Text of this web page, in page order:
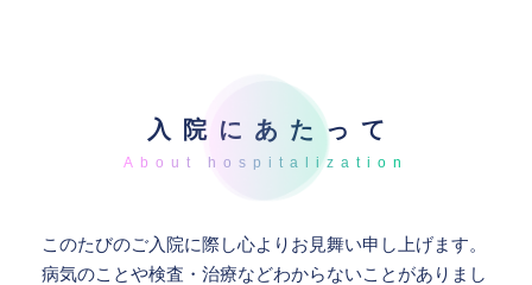
入院にあたって
このたびのご入院に際し心よりお見舞い申し上げます。
病気のことや検査・治療などわからないことがありまし